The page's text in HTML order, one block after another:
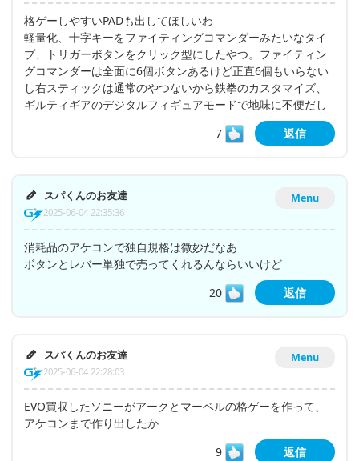
格ゲーしやすいPADも出してほしいわ
軽量化、十字キーをファイティングコマンダーみたいなタイ
プ、トリガーボタンをクリック型にしたやつ。ファイティン
グコマンダーは全面に6個ボタンあるけど正直6個もいらない
し右スティックは通常のやつないから鉄拳のカスタマイズ、
ギルティギアのデジタルフィギュアモードで地味に不便だし
7
返信
Menu
スパくんのお友達
2025-06-04 22:35:36
消耗品のアケコンで独自規格は微妙だなあ
ボタンとレバー単独で売ってくれるんならいいけど
20
返信
Menu
スパくんのお友達
2025-06-04 22:28:03
EVO買収したソニーがアークとマーベルの格ゲーを作って、
アケコンまで作り出したか
9
返信